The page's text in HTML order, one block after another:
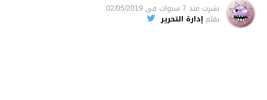
نشرت منذ 7 سنوات فى 02/05/2019
بقلم إدارة التحرير